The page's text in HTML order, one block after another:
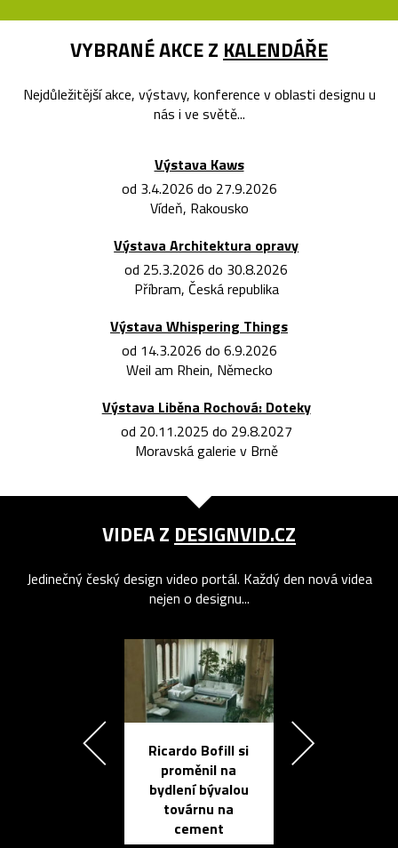
VYBRANÉ AKCE Z KALENDÁŘE
Nejdůležitější akce, výstavy, konference v oblasti designu u
nás i ve světě...
Výstava Kaws
od 3.4.2026 do 27.9.2026
Vídeň, Rakousko
Výstava Architektura opravy
od 25.3.2026 do 30.8.2026
Příbram, Česká republika
Výstava Whispering Things
od 14.3.2026 do 6.9.2026
Weil am Rhein, Německo
Výstava Liběna Rochová: Doteky
od 20.11.2025 do 29.8.2027
Moravská galerie v Brně
VIDEA Z DESIGNVID.CZ
Jedinečný český design video portál. Každý den nová videa
nejen o designu...
Ricardo Bofill si
proměnil na
bydlení bývalou
továrnu na
cement